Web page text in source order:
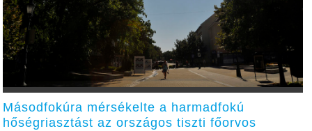
Másodfokúra mérsékelte a harmadfokú
hőségriasztást az országos tiszti főorvos